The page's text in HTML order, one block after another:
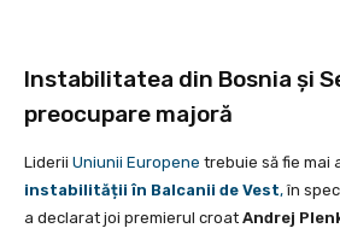
Instabilitatea din Bosnia și
preocupare majoră
Liderii Uniunii Europene trebuie să fie mai
instabilității în Balcanii de Vest,în
a declarat joi premierul croat Andrej